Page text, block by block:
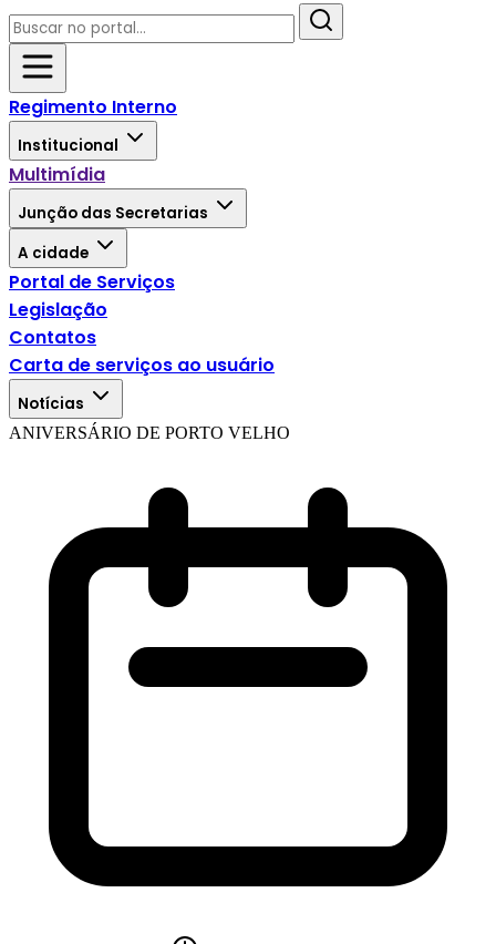
Regimento Interno
Institucional
Multimídia
Junção das Secretarias
A cidade
Portal de Serviços
Legislação
Contatos
Carta de serviços ao usuário
Notícias
ANIVERSÁRIO DE PORTO VELHO